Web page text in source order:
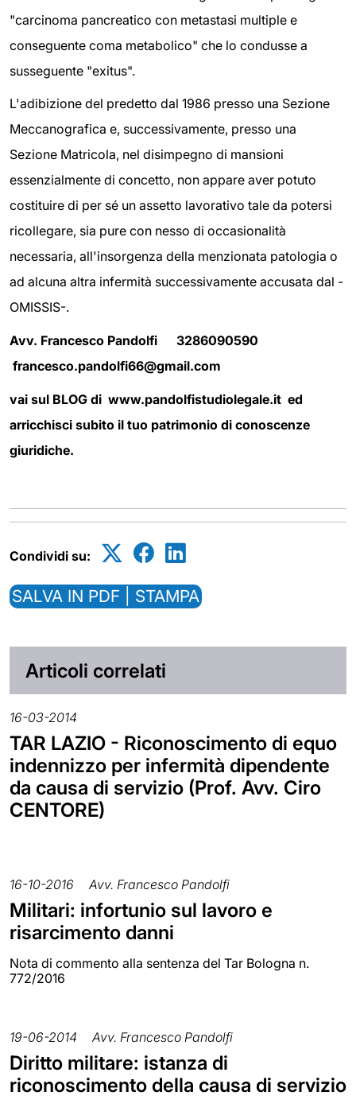
"carcinoma pancreatico con metastasi multiple e
conseguente coma metabolico" che lo condusse a
susseguente "exitus".
L'adibizione del predetto dal 1986 presso una Sezione
Meccanografica e, successivamente, presso una
Sezione Matricola, nel disimpegno di mansioni
essenzialmente di concetto, non appare aver potuto
costituire di per sé un assetto lavorativo tale da potersi
ricollegare, sia pure con nesso di occasionalità
necessaria, all'insorgenza della menzionata patologia o
ad alcuna altra infermità successivamente accusata dal -
OMISSIS-.
Avv. Francesco Pandolfi 3286090590
francesco.pandolfi66@gmail.com
vai sul BLOG di www.pandolfistudiolegale.it ed
arricchisci subito il tuo patrimonio di conoscenze
giuridiche.
Condividi su:
SALVA IN PDF | STAMPA
Articoli correlati
16-03-2014
TAR LAZIO - Riconoscimento di equo
indennizzo per infermità dipendente
da causa di servizio (Prof. Avv. Ciro
CENTORE)
16-10-2016 Avv. Francesco Pandolfi
Militari: infortunio sul lavoro e
risarcimento danni
Nota di commento alla sentenza del Tar Bologna n.
772/2016
19-06-2014 Avv. Francesco Pandolfi
Diritto militare: istanza di
riconoscimento della causa di servizio